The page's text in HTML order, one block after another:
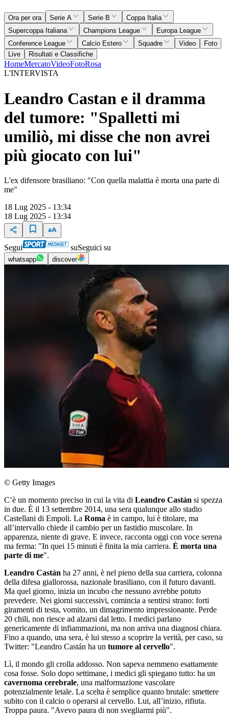
Ora per ora Serie A Serie B
Coppa Italia
Supercoppa Italiana
Champions League
Europa League
Conference League
Calcio Estero Squadre Video
Foto
Live
Risultati e Classifiche
HomeMercatoVideoFotoRosa
L'INTERVISTA
Leandro Castan e il dramma
del tumore: "Spalletti mi
umiliò, mi disse che non avrei
più giocato con lui"
L'ex difensore brasiliano: "Con quella malattia è morta una parte di
me"
18 Lug 2025 - 13:34
18 Lug 2025 - 13:34
Segui suSeguici su
whatsapp discover
© Getty Images
C’è un momento preciso in cui la vita di Leandro Castán si spezza
in due. È il 13 settembre 2014, una sera qualunque allo stadio
Castellani di Empoli. La Roma è in campo, lui è titolare, ma
all’intervallo chiede il cambio per un fastidio muscolare. In
apparenza, niente di grave. E invece, racconta oggi con voce serena
ma ferma: "In quei 15 minuti è finita la mia carriera. È morta una
parte di me".
Leandro Castán ha 27 anni, è nel pieno della sua carriera, colonna
della difesa giallorossa, nazionale brasiliano, con il futuro davanti.
Ma quel giorno, inizia un incubo che nessuno avrebbe potuto
prevedere. Nei giorni successivi, comincia a sentirsi strano: forti
giramenti di testa, vomito, un dimagrimento impressionante. Perde
20 chili, non riesce ad alzarsi dal letto. I medici parlano
genericamente di infiammazioni, ma non arriva una diagnosi chiara.
Fino a quando, una sera, è lui stesso a scoprire la verità, per caso, su
Twitter: "Leandro Castán ha un tumore al cervello".
Lì, il mondo gli crolla addosso. Non sapeva nemmeno esattamente
cosa fosse. Solo dopo settimane, i medici gli spiegano tutto: ha un
cavernoma cerebrale, una malformazione vascolare
potenzialmente letale. La scelta è semplice quanto brutale: smettere
subito con il calcio o operarsi al cervello. Lui, all’inizio, rifiuta.
Troppa paura. "Avevo paura di non svegliarmi più".